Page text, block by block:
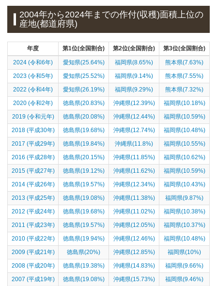
2004年から2024年までの作付(収穫)面積上位の
産地(都道府県)
年度 第1位(全国割合) 第2位(全国割合) 第3位(全国割合)
2024 (令和6年) 愛知県(25.64%) 福岡県(8.65%)
熊本県(7.63%)
2023 (令和5年)
愛知県(25.52%) 福岡県(9.14%)
熊本県(7.55%)
2022 (令和4年)
愛知県(26.19%) 福岡県(9.29%)
熊本県(7.32%)
2020 (令和2年)
徳島県(20.83%) 沖縄県(12.39%)
福岡県(10.18%)
2019 (令和元年)
徳島県(20.08%) 沖縄県(12.44%)
福岡県(10.59%)
2018 (平成30年)
徳島県(19.68%) 沖縄県(12.74%)
福岡県(10.48%)
2017 (平成29年)
徳島県(19.84%) 沖縄県(11.8%)
福岡県(10.55%)
2016 (平成28年)
徳島県(20.15%) 沖縄県(11.85%)
福岡県(10.62%)
2015 (平成27年)
徳島県(19.12%) 沖縄県(11.62%)
福岡県(10.59%)
2014 (平成26年)
徳島県(19.57%) 沖縄県(12.34%)
福岡県(10.43%)
2013 (平成25年)
徳島県(19.08%) 沖縄県(11.38%)
福岡県(9.87%)
2012 (平成24年)
徳島県(19.68%) 沖縄県(11.02%)
福岡県(10.38%)
2011 (平成23年)
徳島県(19.57%) 沖縄県(12.05%)
福岡県(10.37%)
2010 (平成22年)
徳島県(19.94%) 沖縄県(12.46%)
福岡県(10.48%)
2009 (平成21年)
徳島県(20%) 沖縄県(12.85%)
福岡県(10%)
2008 (平成20年)
徳島県(19.38%) 沖縄県(14.83%)
福岡県(9.66%)
2007 (平成19年)
徳島県(19.08%) 沖縄県(15.73%)
福岡県(9.46%)